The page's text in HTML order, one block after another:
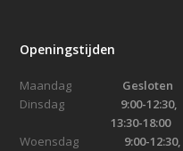
Openingstijden
Maandag Gesloten
Dinsdag 9:00-12:30,
13:30-18:00
Woensdag
9:00-12:30,